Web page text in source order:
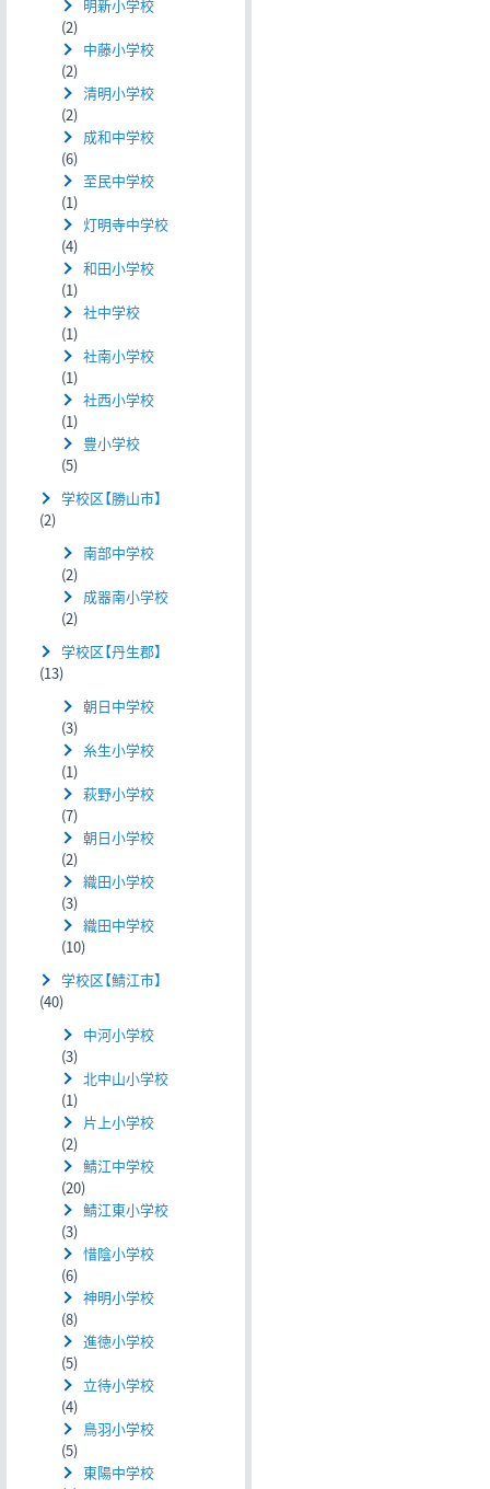
明新小学校
(2)
中藤小学校
(2)
清明小学校
(2)
成和中学校
(6)
至民中学校
(1)
灯明寺中学校
(4)
和田小学校
(1)
社中学校
(1)
社南小学校
(1)
社西小学校
(1)
豊小学校
(5)
学校区【勝山市】
(2)
南部中学校
(2)
成器南小学校
(2)
学校区【丹生郡】
(13)
朝日中学校
(3)
糸生小学校
(1)
萩野小学校
(7)
朝日小学校
(2)
織田小学校
(3)
織田中学校
(10)
学校区【鯖江市】
(40)
中河小学校
(3)
北中山小学校
(1)
片上小学校
(2)
鯖江中学校
(20)
鯖江東小学校
(3)
惜陰小学校
(6)
神明小学校
(8)
進徳小学校
(5)
立待小学校
(4)
鳥羽小学校
(5)
東陽中学校